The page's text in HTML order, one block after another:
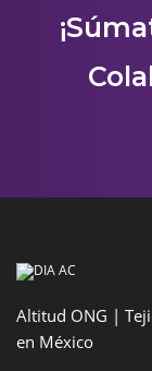
Altitud ONG |
en México